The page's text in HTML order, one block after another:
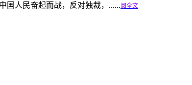
国人民奋起而战，反对独裁，......阅全文